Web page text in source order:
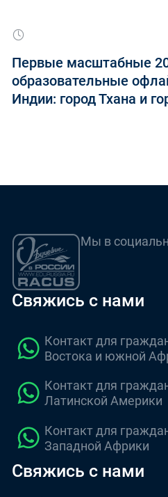
Первые масштабные
образовательные
Индии: город Тхана и
Мы в
Свяжись с нами
Контакт для
Востока и южной
Контакт для
Латинской Америки
Контакт для
Западной Африки
Свяжись с нами